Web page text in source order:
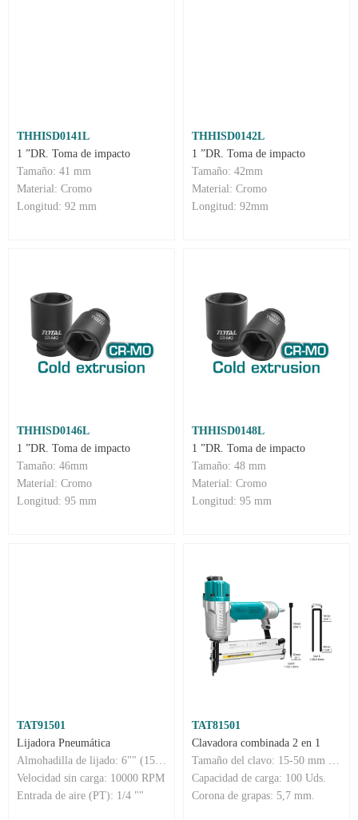
THHISD0141L
1 ”DR. Toma de impacto
Tamaño: 41 mm
Material: Cromo
Longitud: 92 mm
THHISD0142L
1 ”DR. Toma de impacto
Tamaño: 42mm
Material: Cromo
Longitud: 92mm
THHISD0146L
1 ”DR. Toma de impacto
Tamaño: 46mm
Material: Cromo
Longitud: 95 mm
THHISD0148L
1 ”DR. Toma de impacto
Tamaño: 48 mm
Material: Cromo
Longitud: 95 mm
TAT91501
Lijadora Pneumática
Almohadilla de lijado: 6"" (150 mm)
Velocidad sin carga: 10000 RPM
Entrada de aire (PT): 1/4 ""
TAT81501
Clavadora combinada 2 en 1
Tamaño del clavo: 15-50 mm Ga18, 1,25 x 1,0 mm Tamaño de la grapa: 16-40 mm Ga 18, 1,25 x 1,0 mm Corona de grapas: 5,7 mm
Capacidad de carga: 100 Uds.
Corona de grapas: 5,7 mm.